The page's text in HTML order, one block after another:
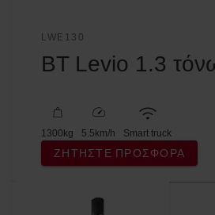
LWE130
BT Levio 1.3
1300kg 5.5km/h Smart truck
ΖΗΤΉΣΤΕ ΠΡΟΣΦΟΡΆ